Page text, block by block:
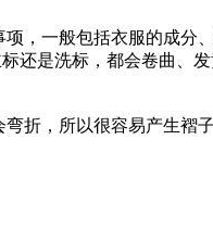
，一般包括衣服的成分
还是洗标，都会卷曲、
折，所以很容易产生褶